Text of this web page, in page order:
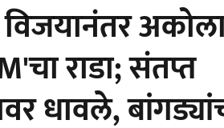
राडा; संतप्त
धावले,